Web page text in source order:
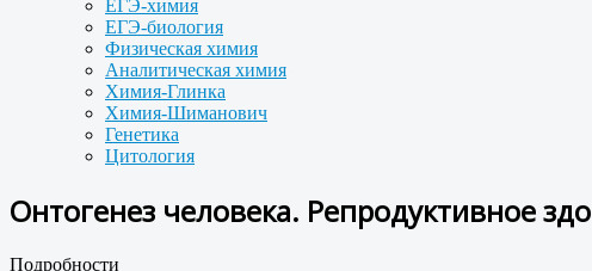
ЕГЭ-химия
ЕГЭ-биология
Физическая химия
Аналитическая химия
Химия-Глинка
Химия-Шиманович
Генетика
Цитология
Онтогенез человека. Репродуктивное
Подробности